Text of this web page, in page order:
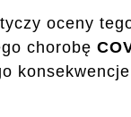
oceny
chorobę